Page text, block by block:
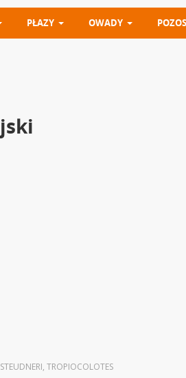
PŁAZY OWADY
STEUDNERI, TROPIOCOLOTES